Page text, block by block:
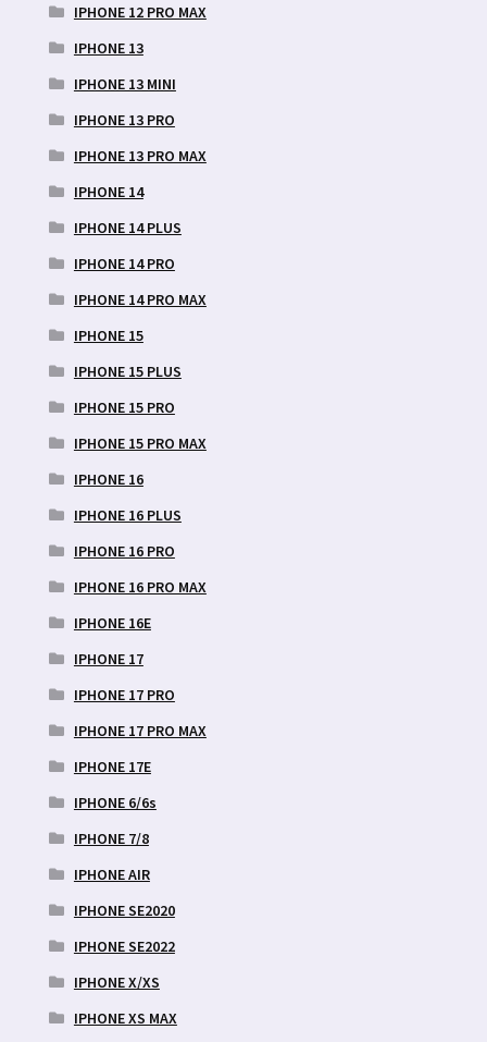
IPHONE 12 PRO MAX
IPHONE 13
IPHONE 13 MINI
IPHONE 13 PRO
IPHONE 13 PRO MAX
IPHONE 14
IPHONE 14 PLUS
IPHONE 14 PRO
IPHONE 14 PRO MAX
IPHONE 15
IPHONE 15 PLUS
IPHONE 15 PRO
IPHONE 15 PRO MAX
IPHONE 16
IPHONE 16 PLUS
IPHONE 16 PRO
IPHONE 16 PRO MAX
IPHONE 16E
IPHONE 17
IPHONE 17 PRO
IPHONE 17 PRO MAX
IPHONE 17E
IPHONE 6/6s
IPHONE 7/8
IPHONE AIR
IPHONE SE2020
IPHONE SE2022
IPHONE X/XS
IPHONE XS MAX